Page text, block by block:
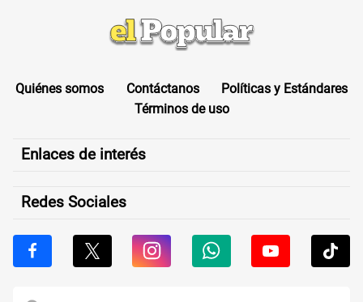
Quiénes somos Contáctanos
Políticas y Estándares
Términos de uso
Enlaces de interés
Redes Sociales